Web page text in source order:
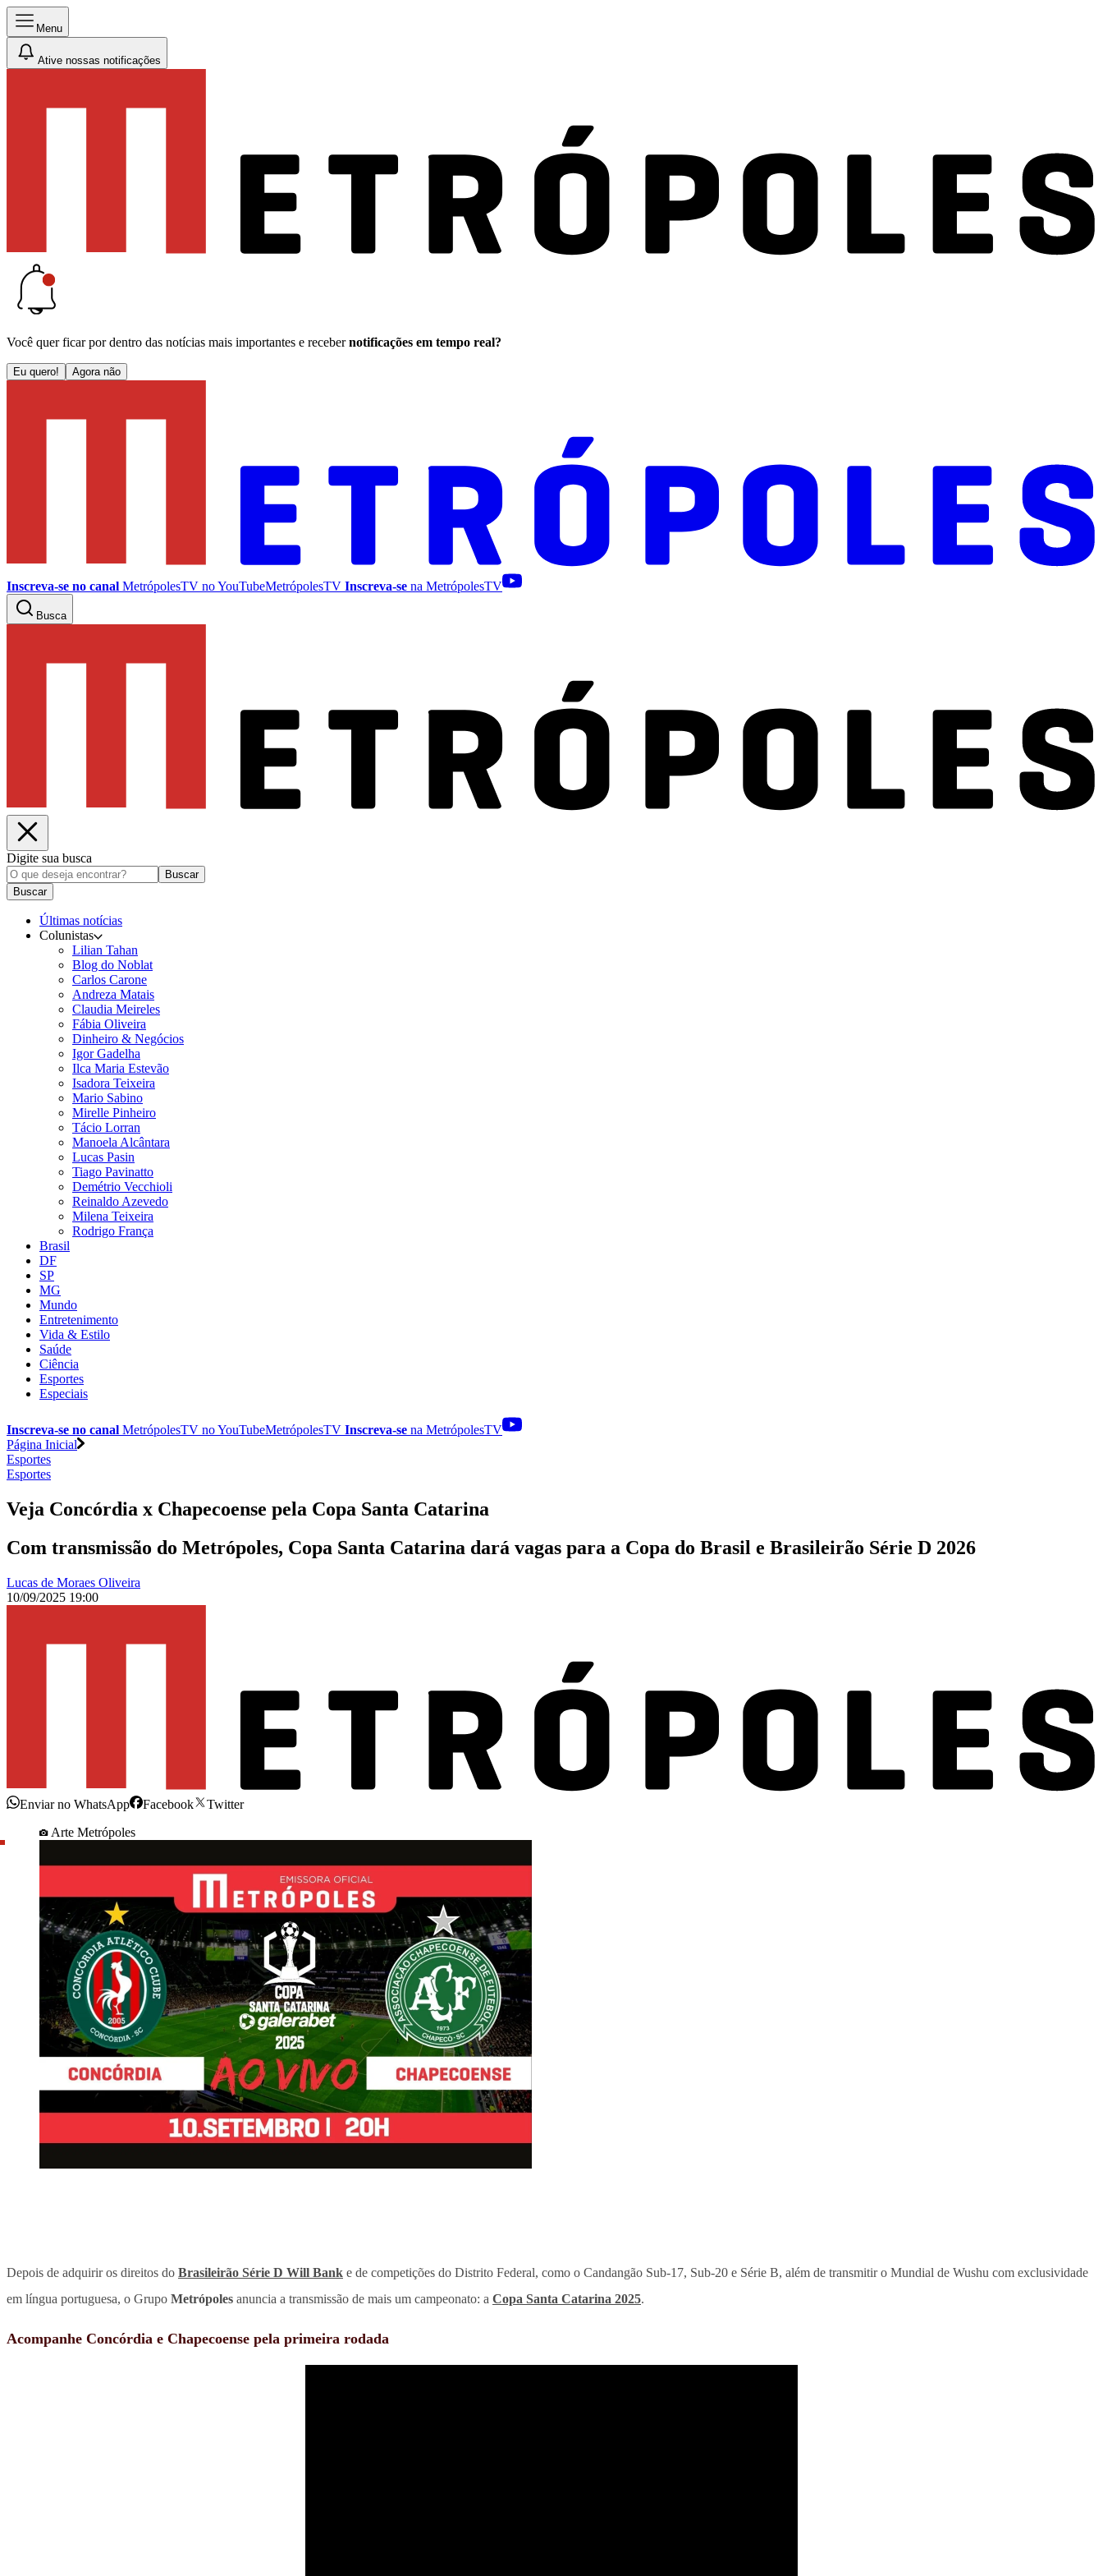
Menu
Ative nossas notificações
Você quer ficar por dentro das notícias mais importantes e receber notificações em tempo real?
Eu quero! Agora não
Inscreva-se no canal MetrópolesTV noYouTubeMetrópolesTV Inscreva-se na MetrópolesTV
Busca
Digite sua busca
Buscar
Buscar
Últimas notícias
Colunistas
Lilian Tahan
Blog do Noblat
Carlos Carone
Andreza Matais
Claudia Meireles
Fábia Oliveira
Dinheiro & Negócios
Igor Gadelha
Ilca Maria Estevão
Isadora Teixeira
Mario Sabino
Mirelle Pinheiro
Tácio Lorran
Manoela Alcântara
Lucas Pasin
Tiago Pavinatto
Demétrio Vecchioli
Reinaldo Azevedo
Milena Teixeira
Rodrigo França
Brasil
DF
SP
MG
Mundo
Entretenimento
Vida & Estilo
Saúde
Ciência
Esportes
Especiais
Inscreva-se no canal MetrópolesTV noYouTubeMetrópolesTV Inscreva-se na MetrópolesTV
Página Inicial
Esportes
Esportes
Veja Concórdia x Chapecoense pela Copa Santa Catarina
Com transmissão do Metrópoles, Copa Santa Catarina dará vagas para a Copa do Brasil e Brasileirão Série D 2026
Lucas de Moraes Oliveira
10/09/2025 19:00
Enviar no WhatsApp Facebook
Twitter
Arte Metrópoles
Depois de adquirir os direitos do Brasileirão Série D Will Bank e de competições do Distrito Federal, como o Candangão Sub-17, Sub-20 e Série B, além de transmitir o Mundial de Wushu com exclusividade
em língua portuguesa, o Grupo Metrópoles anuncia a transmissão de mais um campeonato: a Copa Santa Catarina 2025.
Acompanhe Concórdia e Chapecoense pela primeira rodada